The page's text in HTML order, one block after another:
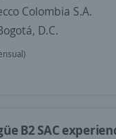
Colombia S.A.
D.C.
B2 SAC